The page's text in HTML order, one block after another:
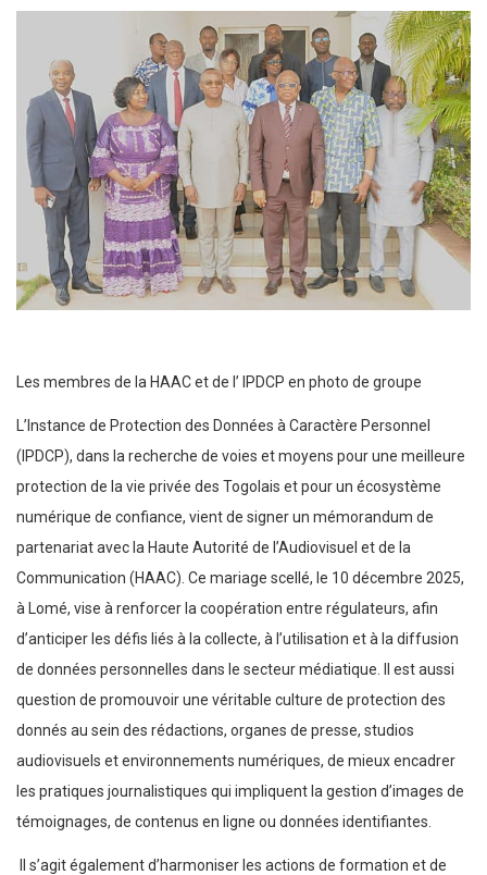
Les membres de la HAAC et de l’ IPDCP en photo de groupe
L’Instance de Protection des Données à Caractère Personnel
(IPDCP), dans la recherche de voies et moyens pour une meilleure
protection de la vie privée des Togolais et pour un écosystème
numérique de confiance, vient de signer un mémorandum de
partenariat avec la Haute Autorité de l’Audiovisuel et de la
Communication (HAAC). Ce mariage scellé, le 10 décembre 2025,
à Lomé, vise à renforcer la coopération entre régulateurs, afin
d’anticiper les défis liés à la collecte, à l’utilisation et à la diffusion
de données personnelles dans le secteur médiatique. Il est aussi
question de promouvoir une véritable culture de protection des
donnés au sein des rédactions, organes de presse, studios
audiovisuels et environnements numériques, de mieux encadrer
les pratiques journalistiques qui impliquent la gestion d’images de
témoignages, de contenus en ligne ou données identifiantes.
Il s’agit également d’harmoniser les actions de formation et de